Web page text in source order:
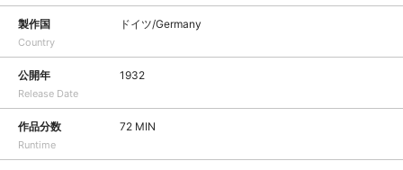
製作国
Country
ドイツ/Germany
公開年
Release Date
1932
作品分数
Runtime
72 MIN